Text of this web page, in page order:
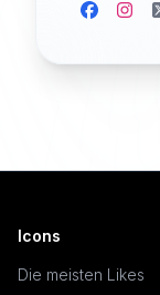
Icons
Die meisten Likes